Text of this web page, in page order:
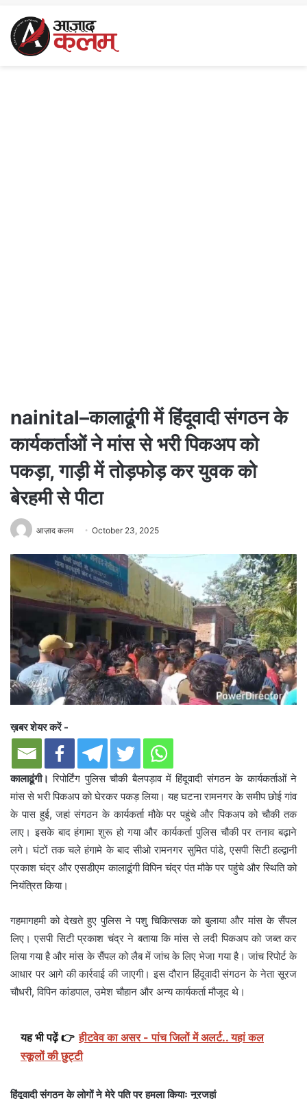
nainital–कालाढूंगी में हिंदूवादी संगठन के
कार्यकर्ताओं ने मांस से भरी पिकअप को
पकड़ा, गाड़ी में तोड़फोड़ कर युवक को
बेरहमी से पीटा
आज़ाद कलम October 23, 2025
ख़बर शेयर करें -
कालाढूंगी। रिपोर्टिंग पुलिस चौकी बैलपड़ाव में हिंदूवादी संगठन के कार्यकर्ताओं ने
मांस से भरी पिकअप को घेरकर पकड़ लिया। यह घटना रामनगर के समीप छोई गांव
के पास हुई, जहां संगठन के कार्यकर्ता मौके पर पहुंचे और पिकअप को चौकी तक
लाए। इसके बाद हंगामा शुरू हो गया और कार्यकर्ता पुलिस चौकी पर तनाव बढ़ाने
लगे। घंटों तक चले हंगामे के बाद सीओ रामनगर सुमित पांडे, एसपी सिटी हल्द्वानी
प्रकाश चंद्र और एसडीएम कालाढूंगी विपिन चंद्र पंत मौके पर पहुंचे और स्थिति को
नियंत्रित किया।
गहमागहमी को देखते हुए पुलिस ने पशु चिकित्सक को बुलाया और मांस के सैंपल
लिए। एसपी सिटी प्रकाश चंद्र ने बताया कि मांस से लदी पिकअप को जब्त कर
लिया गया है और मांस के सैंपल को लैब में जांच के लिए भेजा गया है। जांच रिपोर्ट के
आधार पर आगे की कार्रवाई की जाएगी। इस दौरान हिंदूवादी संगठन के नेता सूरज
चौधरी, विपिन कांडपाल, उमेश चौहान और अन्य कार्यकर्ता मौजूद थे।
यह भी पढ़ें 👉 हीटवेव का असर - पांच जिलों में अलर्ट.. यहां कल
स्कूलों की छुट्टी
हिंदूवादी संगठन के लोगों ने मेरे पति पर हमला कियाः नूरजहां